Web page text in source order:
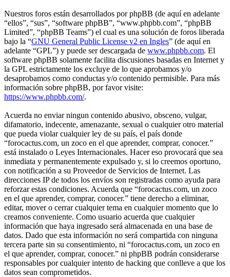
Nuestros foros están desarrollados por phpBB (de aquí en adelante
“ellos”, “sus”, “software phpBB”, “www.phpbb.com”, “phpBB
Limited”, “phpBB Teams”) el cual es una solución de foros liberada
bajo la “GNU General Public License v2 en Ingles” (de aquí en
adelante “GPL”) y puede ser descargada de www.phpbb.com. El
software phpBB solamente facilita discusiones basadas en Internet y
la GPL estrictamente los excluye de lo que aprobamos y/o
desaprobamos como conductas y/o contenido permisible. Para más
información sobre phpBB, por favor visite:
https://www.phpbb.com/.
Acuerda no enviar ningun contenido abusivo, obsceno, vulgar,
difamatorio, indecente, amenazante, sexual o cualquier otro material
que pueda violar cualquier ley de su país, el país donde
“forocactus.com, un zoco en el que aprender, comprar, conocer.”
está instalado o Leyes Internacionales. Hacer eso provocará que sea
inmediata y permanentemente expulsado y, si lo creemos oportuno,
con notificación a su Proveedor de Servicios de Internet. Las
direcciones IP de todos los envíos son registradas como ayuda para
reforzar estas condiciones. Acuerda que “forocactus.com, un zoco
en el que aprender, comprar, conocer.” tiene derecho a eliminar,
editar, mover o cerrar cualquier tema en cualquier momento que lo
creamos conveniente. Como usuario acuerda que cualquier
información que haya ingresado será almacenada en una base de
datos. Dado que esta información no será compartida con ninguna
tercera parte sin su consentimiento, ni “forocactus.com, un zoco en
el que aprender, comprar, conocer.” ni phpBB podrán considerarse
responsables por cualquier intento de hacking que conlleve a que los
datos sean comprometidos.